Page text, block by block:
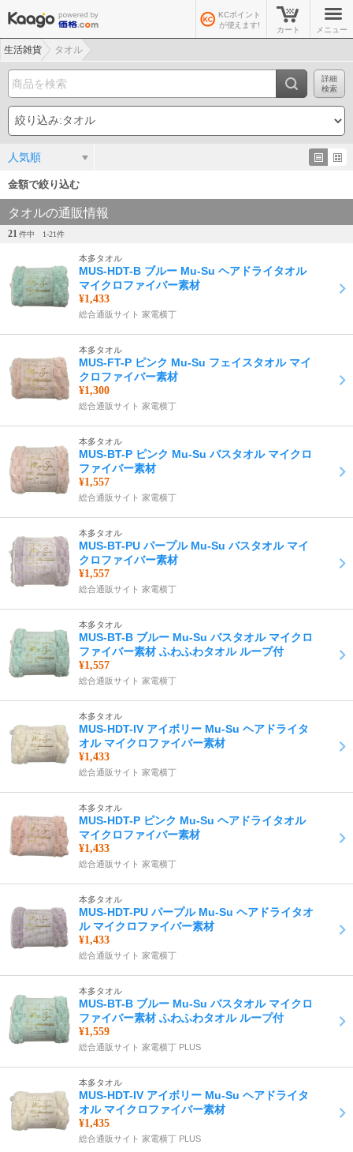
KCポイント
が使えます!
カート メニュー
生活雑貨 タオル
詳細
検索
人気順
金額で絞り込む
タオルの通販情報
21件中 1-21件
本多タオル
MUS-HDT-B ブルー Mu-Su ヘアドライタオル
マイクロファイバー素材
¥1,433
総合通販サイト 家電横丁
本多タオル
MUS-FT-P ピンク Mu-Su フェイスタオル マイ
クロファイバー素材
¥1,300
総合通販サイト 家電横丁
本多タオル
MUS-BT-P ピンク Mu-Su バスタオル マイクロ
ファイバー素材
¥1,557
総合通販サイト 家電横丁
本多タオル
MUS-BT-PU パープル Mu-Su バスタオル マイ
クロファイバー素材
¥1,557
総合通販サイト 家電横丁
本多タオル
MUS-BT-B ブルー Mu-Su バスタオル マイクロ
ファイバー素材 ふわふわタオル ループ付
¥1,557
総合通販サイト 家電横丁
本多タオル
MUS-HDT-IV アイボリー Mu-Su ヘアドライタ
オル マイクロファイバー素材
¥1,433
総合通販サイト 家電横丁
本多タオル
MUS-HDT-P ピンク Mu-Su ヘアドライタオル
マイクロファイバー素材
¥1,433
総合通販サイト 家電横丁
本多タオル
MUS-HDT-PU パープル Mu-Su ヘアドライタオ
ル マイクロファイバー素材
¥1,433
総合通販サイト 家電横丁
本多タオル
MUS-BT-B ブルー Mu-Su バスタオル マイクロ
ファイバー素材 ふわふわタオル ループ付
¥1,559
総合通販サイト 家電横丁 PLUS
本多タオル
MUS-HDT-IV アイボリー Mu-Su ヘアドライタ
オル マイクロファイバー素材
¥1,435
総合通販サイト 家電横丁 PLUS